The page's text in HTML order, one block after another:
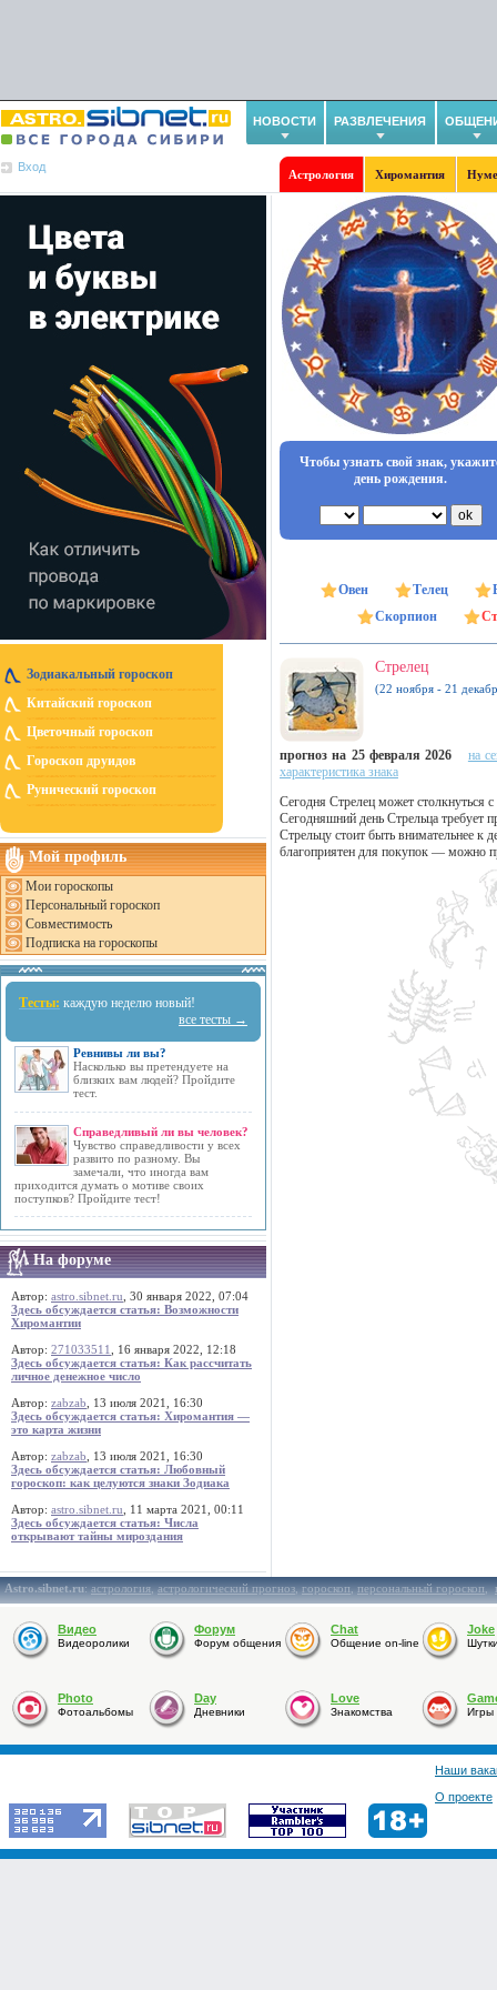
НОВОСТИ РАЗВЛЕЧЕНИЯ
Вход
Астрология Хиромантия
Зодиакальный гороскоп
Китайский гороскоп
Цветочный гороскоп
Гороскоп друидов
Рунический гороскоп
Мой профиль
Мои гороскопы
Персональный гороскоп
Совместимость
Подписка на гороскопы
Тесты: каждую неделю новый!
все тесты →
Ревнивы ли вы?
Насколько вы претендуете на
близких вам людей? Пройдите
тест.
Справедливый ли вы человек?
Чувство справедливости у всех
развито по разному. Вы
замечали, что иногда вам
приходится думать о мотиве своих
поступков? Пройдите тест!
На форуме
Автор: astro.sibnet.ru , 30 января 2022, 07:04
Здесь обсуждается статья: Возможности
Хиромантии
Автор: 271033511
, 16 января 2022, 12:18
Здесь обсуждается статья: Как рассчитать
личное денежное число
Автор: zabzab , 13 июля 2021, 16:30
Здесь обсуждается статья: Хиромантия —
это карта жизни
Автор: zabzab , 13 июля 2021, 16:30
Здесь обсуждается статья: Любовный
гороскоп: как целуются знаки Зодиака
Автор: astro.sibnet.ru , 11 марта 2021, 00:11
Здесь обсуждается статья: Числа
открывают тайны мироздания
Чтобы узнать свой знак,
день рождения.
Овен Телец
Скорпион
Стрелец
(22 ноября - 21
прогноз на 25 февраля 2026
на
характеристика знака
Сегодня Стрелец может столкнуться
Сегодняшний день Стрельца требует
Стрельцу стоит быть внимательнее к
благоприятен для покупок — можно
Astro.sibnet.ru:астрология,астрологический прогноз,гороскоп,персональный гороскоп,
Видео
Видеоролики
Форум
Форум общения
Chat
Общение on-line
Joke
Photo
Фотоальбомы
Day
Дневники
Love
Знакомства Игры
Наши
О проекте